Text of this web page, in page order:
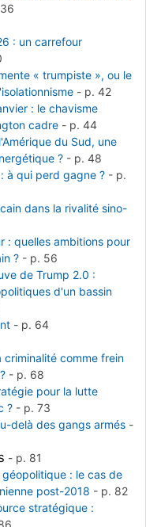
: un carrefour
« trumpiste », ou le
- p. 42
: le chavisme
cadre - p. 44
du Sud, une
? - p. 48
à qui perd gagne ? - p.
dans la rivalité sino-
: quelles ambitions pour
? - p. 56
de Trump 2.0 :
d'un bassin
- p. 64
criminalité comme frein
- p. 68
pour la lutte
? - p. 73
delà des gangs armés -
- p. 81
: le cas de
post-2018 - p. 82
stratégique :